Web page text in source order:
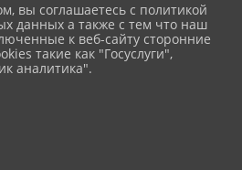
вы соглашаетесь с политикой
данных а также с тем что наш
к веб-сайту сторонние
такие как "Госуслуги",
аналитика".